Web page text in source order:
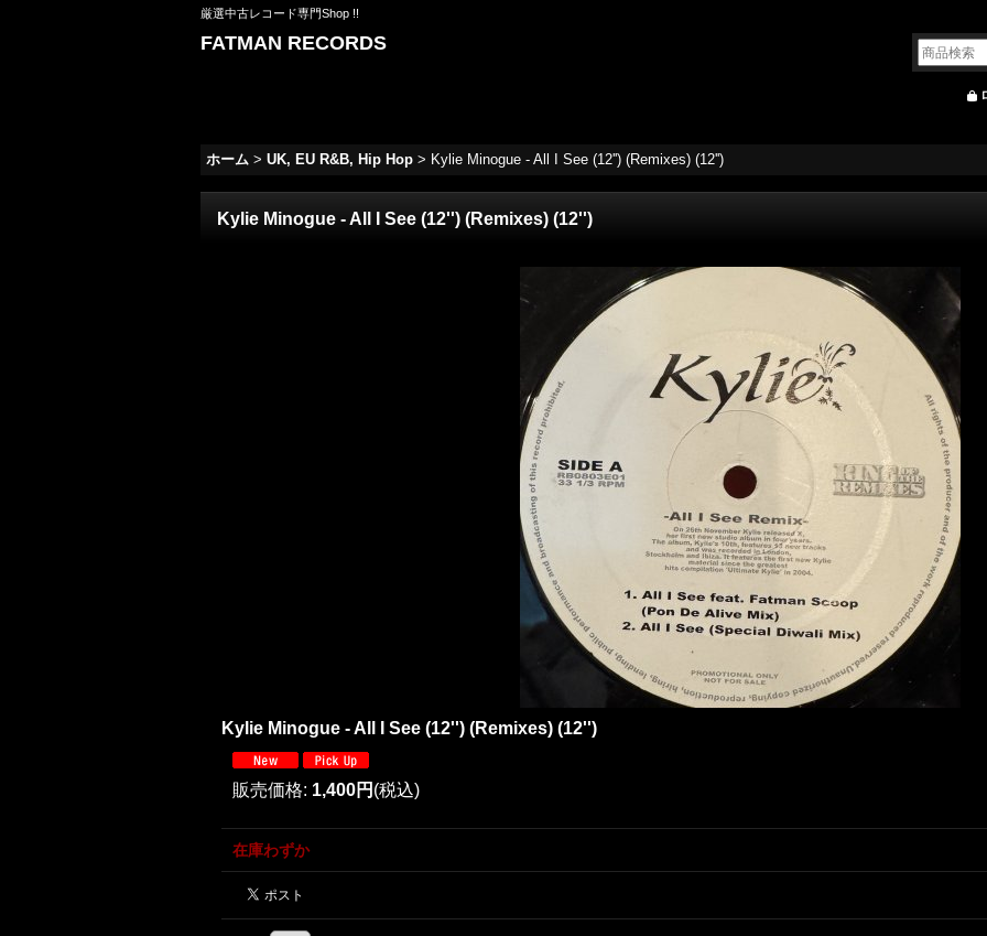
厳選中古レコード専門Shop !!
FATMAN RECORDS
ホーム > UK, EU R&B, Hip Hop > Kylie Minogue - All I See (12'') (Remixes) (12'')
Kylie Minogue - All I See (12'') (Remixes) (12'')
Kylie Minogue - All I See (12'') (Remixes) (12'')
販売価格: 1,400円 (税込)
在庫わずか